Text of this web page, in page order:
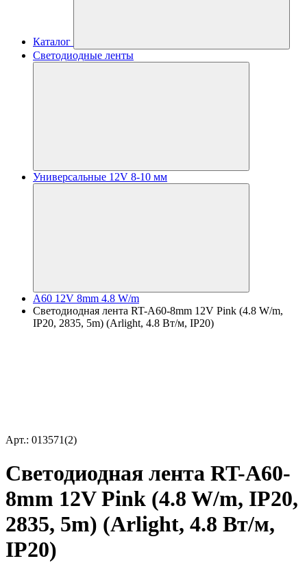
Каталог
Светодиодные ленты
Универсальные 12V 8-10 мм
A60 12V 8mm 4.8 W/m
Светодиодная лента RT-A60-8mm 12V Pink (4.8 W/m,
IP20, 2835, 5m) (Arlight, 4.8 Вт/м, IP20)
Арт.: 013571(2)
Светодиодная лента RT-A60-
8mm 12V Pink (4.8 W/m, IP20,
2835, 5m) (Arlight, 4.8 Вт/м,
IP20)